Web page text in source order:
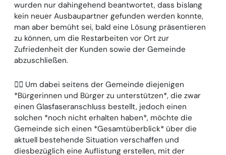
wurden nur dahingehend beantwortet, dass bislang
kein neuer Ausbaupartner gefunden werden konnte,
man aber bemüht sei, bald eine Lösung präsentieren
zu können, um die Restarbeiten vor Ort zur
Zufriedenheit der Kunden sowie der Gemeinde
abzuschließen.
☝🏻 Um dabei seitens der Gemeinde diejenigen
*Bürgerinnen und Bürger zu unterstützen*, die zwar
einen Glasfaseranschluss bestellt, jedoch einen
solchen *noch nicht erhalten haben*, möchte die
Gemeinde sich einen *Gesamtüberblick* über die
aktuell bestehende Situation verschaffen und
diesbezüglich eine Auflistung erstellen, mit der